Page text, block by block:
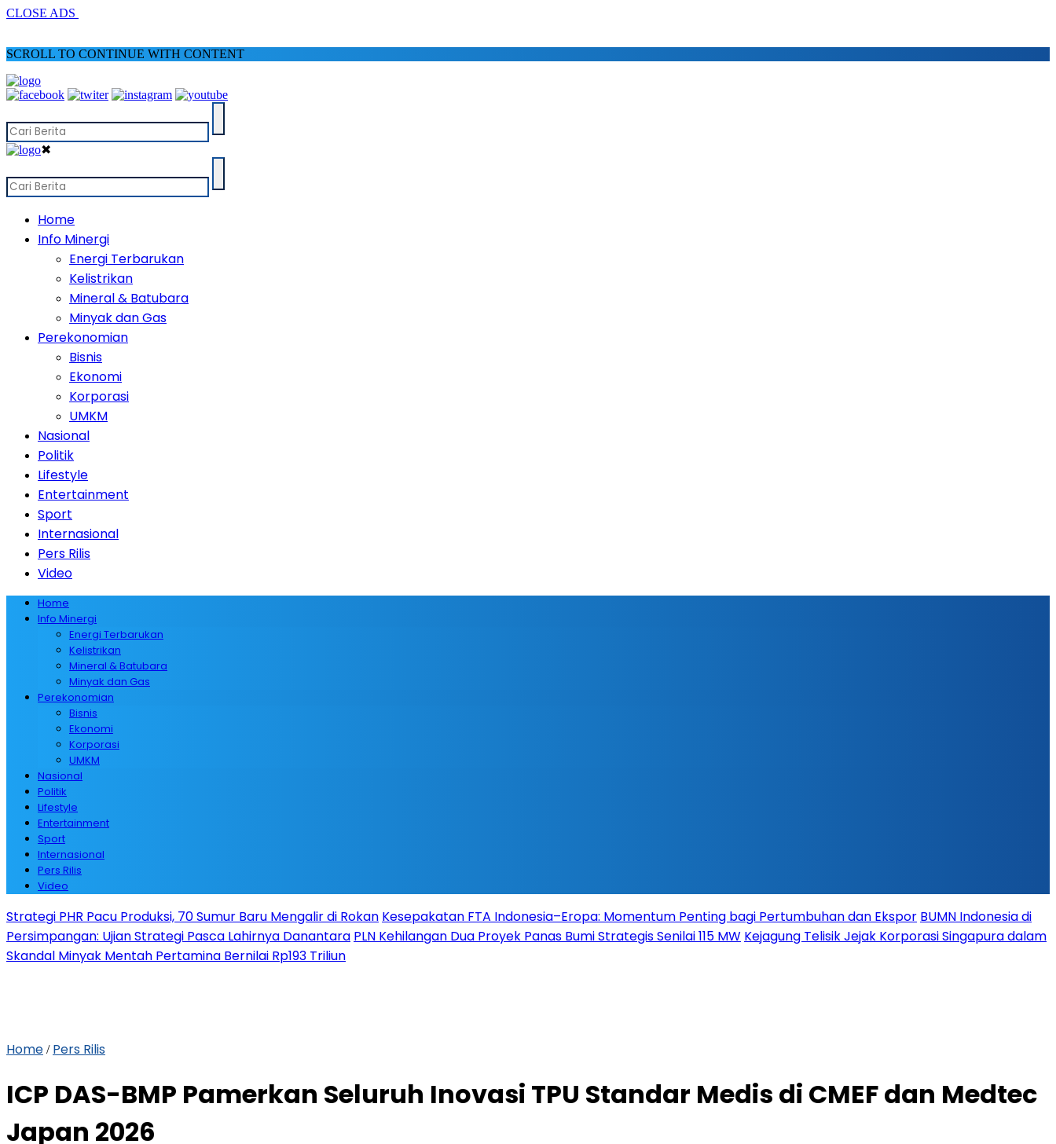
CLOSE ADS
SCROLL TO CONTINUE WITH CONTENT
✖
Home
Info Minergi
Energi Terbarukan
Kelistrikan
Mineral & Batubara
Minyak dan Gas
Perekonomian
Bisnis
Ekonomi
Korporasi
UMKM
Nasional
Politik
Lifestyle
Entertainment
Sport
Internasional
Pers Rilis
Video
Home
Info Minergi
Energi Terbarukan
Kelistrikan
Mineral & Batubara
Minyak dan Gas
Perekonomian
Bisnis
Ekonomi
Korporasi
UMKM
Nasional
Politik
Lifestyle
Entertainment
Sport
Internasional
Pers Rilis
Video
Strategi PHR Pacu Produksi, 70 Sumur Baru Mengalir di Rokan Kesepakatan FTA Indonesia–Eropa: Momentum Penting bagi Pertumbuhan dan Ekspor BUMN Indonesia di
Persimpangan: Ujian Strategi Pasca Lahirnya Danantara PLN Kehilangan Dua Proyek Panas Bumi Strategis Senilai 115 MW Kejagung Telisik Jejak Korporasi Singapura dalam
Skandal Minyak Mentah Pertamina Bernilai Rp193 Triliun
Home / Pers Rilis
ICP DAS-BMP Pamerkan Seluruh Inovasi TPU Standar Medis di CMEF dan Medtec
Japan 2026